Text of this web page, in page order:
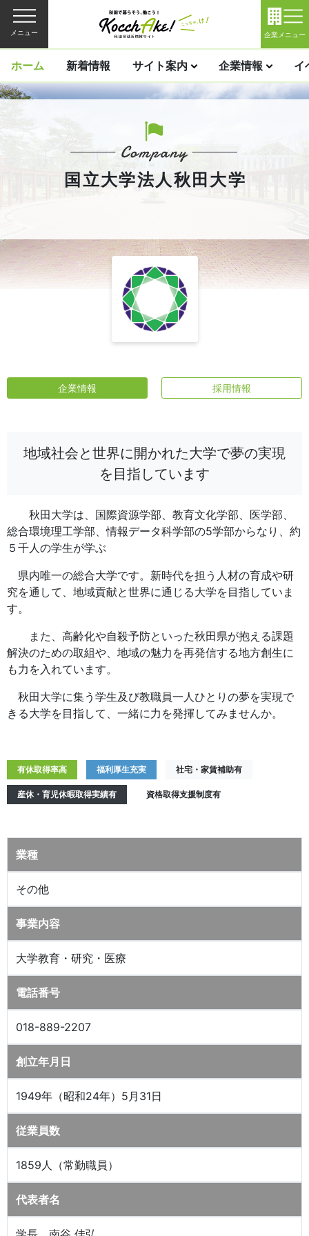
メニュー 企業メニュー
ホーム 新着情報 サイト案内 企業情報 イ
国立大学法人秋田大学
企業情報 採用情報
地域社会と世界に開かれた大学で夢の実現
を目指しています
秋田大学は、国際資源学部、教育文化学部、医学部、
総合環境理工学部、情報データ科学部の5学部からなり、約
５千人の学生が学ぶ
県内唯一の総合大学です。新時代を担う人材の育成や研
究を通して、地域貢献と世界に通じる大学を目指していま
す。
また、高齢化や自殺予防といった秋田県が抱える課題
解決のための取組や、地域の魅力を再発信する地方創生に
も力を入れています。
秋田大学に集う学生及び教職員一人ひとりの夢を実現で
きる大学を目指して、一緒に力を発揮してみませんか。
有休取得率高 福利厚生充実 社宅・家賃補助有
産休・育児休暇取得実績有 資格取得支援制度有
業種
その他
事業内容
大学教育・研究・医療
電話番号
018-889-2207
創立年月日
1949年（昭和24年）5月31日
従業員数
1859人（常勤職員）
代表者名